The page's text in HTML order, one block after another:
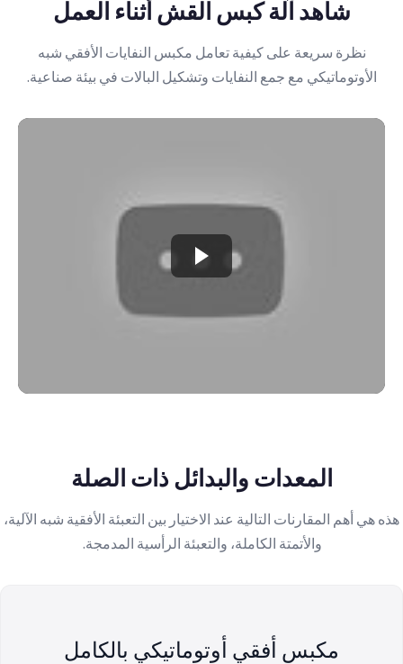
شاهد آلة كبس القش أثناء العمل
نظرة سريعة على كيفية تعامل مكبس النفايات الأفقي شبه
الأوتوماتيكي مع جمع النفايات وتشكيل البالات في بيئة صناعية.
المعدات والبدائل ذات الصلة
هذه هي أهم المقارنات التالية عند الاختيار بين التعبئة الأفقية شبه الآلية،
والأتمتة الكاملة، والتعبئة الرأسية المدمجة.
مكبس أفقي أوتوماتيكي بالكامل